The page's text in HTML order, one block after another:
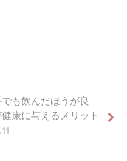
も飲んだほうが良
康に与えるメリット